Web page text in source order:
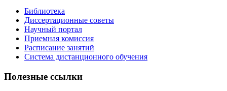
Библиотека
Диссертационные советы
Научный портал
Приемная комиссия
Расписание занятий
Система дистанционного обучения
Полезные ссылки